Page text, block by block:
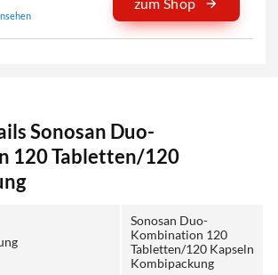
Sonosan Duo-
120 Tabletten/120
Sonosan Duo-
Kombination 120
Tabletten/120 Kapseln
Kombipackung